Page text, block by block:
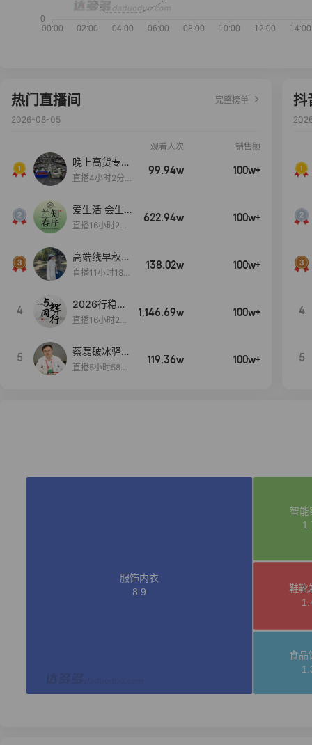
热门直播间
完整榜单
2026-08-05
观看人次 销售额
晚上高货专场
大放漏
直播4小时2分5
99.94w 100w+
爱生活 会生
活
直播16小时24
622.94w 100w+
高端线早秋现
货首发
直播11小时18分
138.02w 100w+
4
2026行稳致
远
直播16小时20
1,146.69w 100w+
5
蔡磊破冰驿站
直播间好物分
直播5小时58分
119.36w 100w+
抖
4
5